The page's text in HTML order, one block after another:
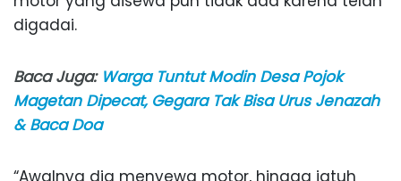
digadai.
Baca Juga: Warga Tuntut Modin Desa Pojok
Magetan Dipecat, Gegara Tak Bisa Urus Jenazah
& Baca Doa